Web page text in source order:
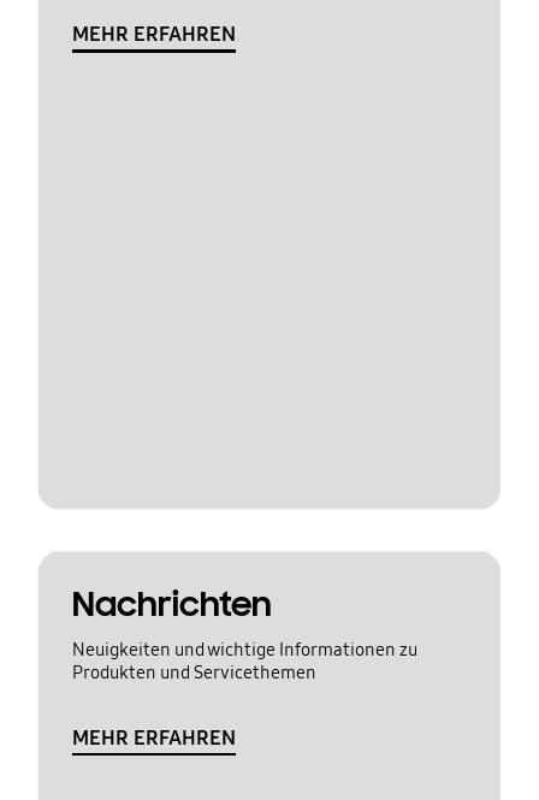
MEHR ERFAHREN
Nachrichten
Neuigkeiten und wichtige Informationen zu
Produkten und Servicethemen
MEHR ERFAHREN